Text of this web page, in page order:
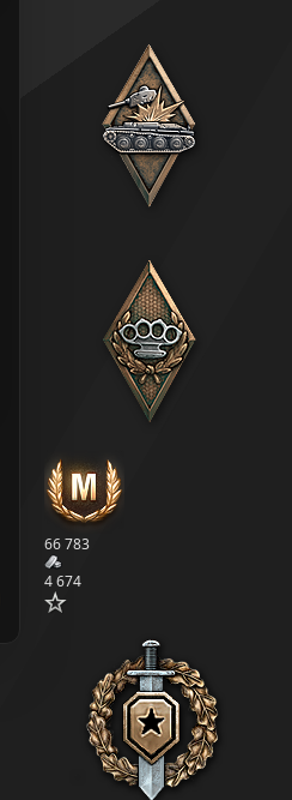
66 783
4 674